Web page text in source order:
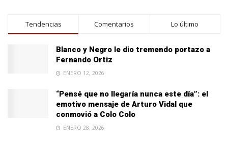
Tendencias Comentarios Lo último
Blanco y Negro le dio tremendo portazo a
Fernando Ortiz
ENERO 12, 2026
“Pensé que no llegaría nunca este día”: el
emotivo mensaje de Arturo Vidal que
conmovió a Colo Colo
ENERO 28, 2026